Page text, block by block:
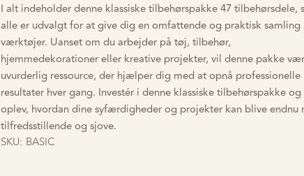
I alt indeholder denne klassiske tilbehørspakke 47 tilbehørsdele,
alle er udvalgt for at give dig en omfattende og praktisk samling
værktøjer. Uanset om du arbejder på tøj, tilbehør,
hjemmedekorationer eller kreative projekter, vil denne pakke
uvurderlig ressource, der hjælper dig med at opnå professionelle
resultater hver gang. Investér i denne klassiske tilbehørspakke og
oplev, hvordan dine syfærdigheder og projekter kan blive endnu
tilfredsstillende og sjove.
SKU: BASIC